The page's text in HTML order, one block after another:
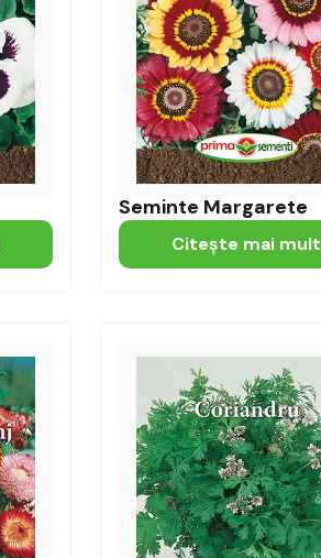
Seminte Margarete
Citeşte mai mult